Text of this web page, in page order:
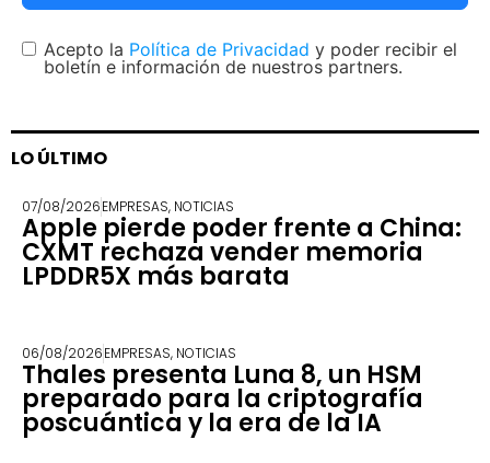
Acepto la Política de Privacidad y poder recibir el
boletín e información de nuestros partners.
LO ÚLTIMO
07/08/2026EMPRESAS, NOTICIAS
Apple pierde poder frente a China:
CXMT rechaza vender memoria
LPDDR5X más barata
06/08/2026EMPRESAS, NOTICIAS
Thales presenta Luna 8, un HSM
preparado para la criptografía
poscuántica y la era de la IA